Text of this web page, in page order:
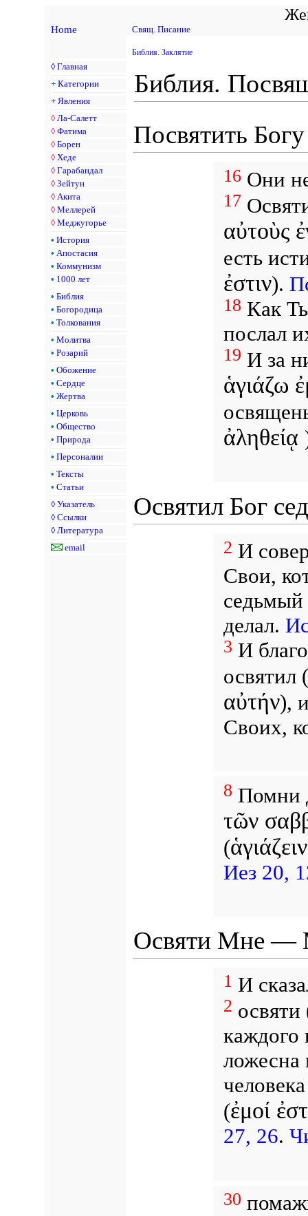
Home Свящ. Писание
◊ Главная
+ Категории
+ Явления
◊ Ла-Салетт
◊ Фатима
◊ Борен
◊ Хеде
◊ Гарабандал
◊ Зейтун
◊ Акита
◊ Меллерей
◊ Меджугорье
• История
• Апостасия
• Коммунизм
• 1000 лет
• Библия
• Богородица
• Толкования
• Молитва
• Розарий
• Обожение
• Сердце
• Жертва
• Церковь
• Общество
• Природа
• Персоналии
• Тексты
• Статьи
◊ Указатель
◊ Ссылки
◊ Литература
email
Библия. Заклятие
Библия.
Посвятить
16 Они
17
αὐτοὺς
есть
ἐστιν).
18 Как
послал
19 И за
ἁγιάζω
ἀληθείᾳ
Освятил Бог
2 И
Свои,
седьмый
делал.
3 И
освятил (
αὐτήν),
Своих,
8 Помни
τῶν
(
Иез 20,
Освяти Мне —
1 И
2 освяти
каждого
(ἐμοί
27, 26.
30